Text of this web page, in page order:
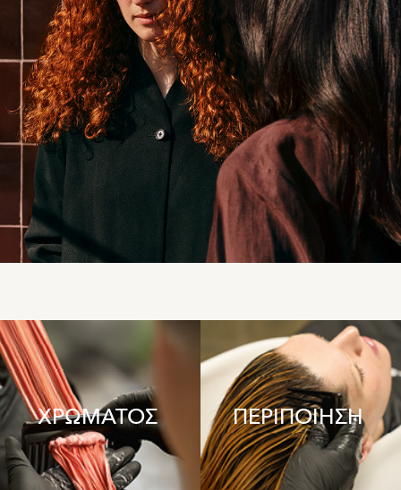
ΧΡΩΜΑΤΟΣ ΠΕΡΙΠΟΙΗΣΗ